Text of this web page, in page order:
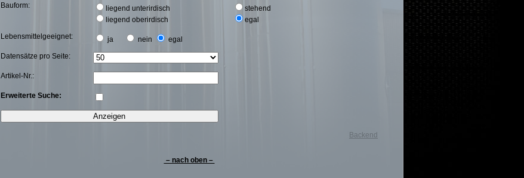
Bauform:
liegend unterirdisch
liegend oberirdisch
stehend
egal
Lebensmittelgeeignet:
ja nein
egal
Datensätze pro Seite:
Artikel-Nr.:
Erweiterte Suche:
Backend
– nach oben –